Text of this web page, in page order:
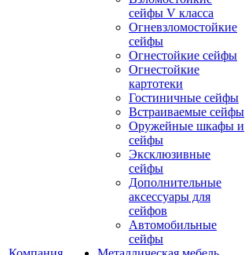
сейфы V класса
Огневзломостойкие
сейфы
Огнестойкие сейфы
Огнестойкие
картотеки
Гостиничные сейфы
Встраиваемые сейфы
Оружейные шкафы и
сейфы
Эксклюзивные
сейфы
Дополнительные
аксессуары для
сейфов
Автомобильные
сейфы